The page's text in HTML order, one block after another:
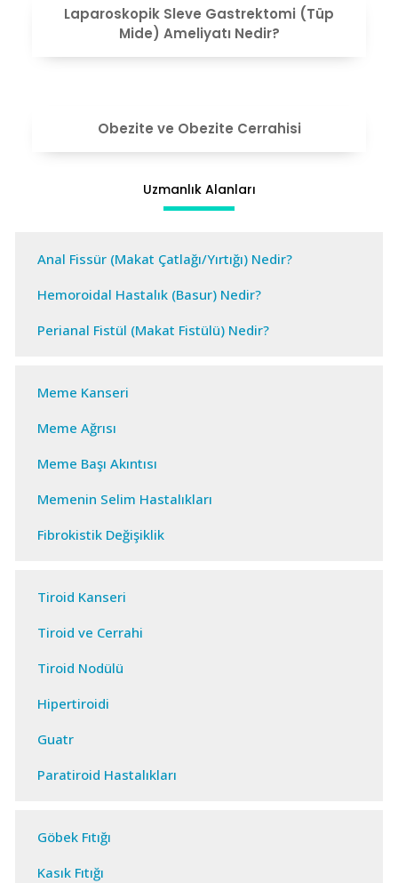
Laparoskopik Sleve Gastrektomi (Tüp
Mide) Ameliyatı Nedir?
Obezite ve Obezite Cerrahisi
Uzmanlık Alanları
Anal Fissür (Makat Çatlağı/Yırtığı) Nedir?
Hemoroidal Hastalık (Basur) Nedir?
Perianal Fistül (Makat Fistülü) Nedir?
Meme Kanseri
Meme Ağrısı
Meme Başı Akıntısı
Memenin Selim Hastalıkları
Fibrokistik Değişiklik
Tiroid Kanseri
Tiroid ve Cerrahi
Tiroid Nodülü
Hipertiroidi
Guatr
Paratiroid Hastalıkları
Göbek Fıtığı
Kasık Fıtığı